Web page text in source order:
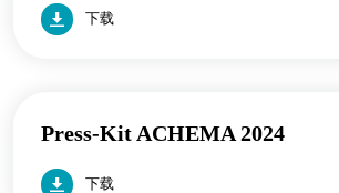
下载
Press-Kit ACHEMA 2024
下载